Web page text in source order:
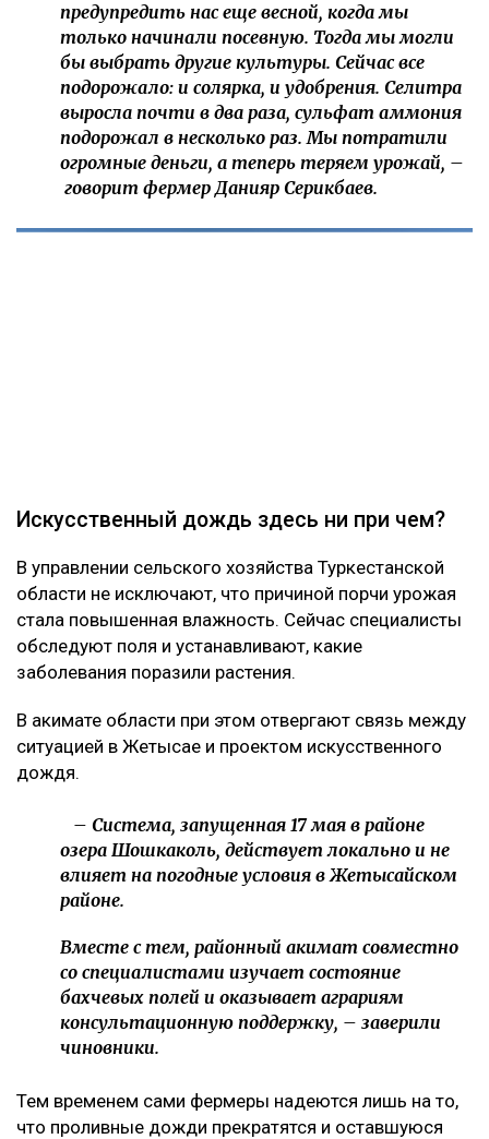
предупредить нас еще весной, когда мы
только начинали посевную. Тогда мы могли
бы выбрать другие культуры. Сейчас все
подорожало: и солярка, и удобрения. Селитра
выросла почти в два раза, сульфат аммония
подорожал в несколько раз. Мы потратили
огромные деньги, а теперь теряем урожай, –
говорит фермер Данияр Серикбаев.
Искусственный дождь здесь ни при чем?
В управлении сельского хозяйства Туркестанской
области не исключают, что причиной порчи урожая
стала повышенная влажность. Сейчас специалисты
обследуют поля и устанавливают, какие
заболевания поразили растения.
В акимате области при этом отвергают связь между
ситуацией в Жетысае и проектом искусственного
дождя.
– Система, запущенная 17 мая в районе
озера Шошкаколь, действует локально и не
влияет на погодные условия в Жетысайском
районе.
Вместе с тем, районный акимат совместно
со специалистами изучает состояние
бахчевых полей и оказывает аграриям
консультационную поддержку, – заверили
чиновники.
Тем временем сами фермеры надеются лишь на то,
что проливные дожди прекратятся и оставшуюся